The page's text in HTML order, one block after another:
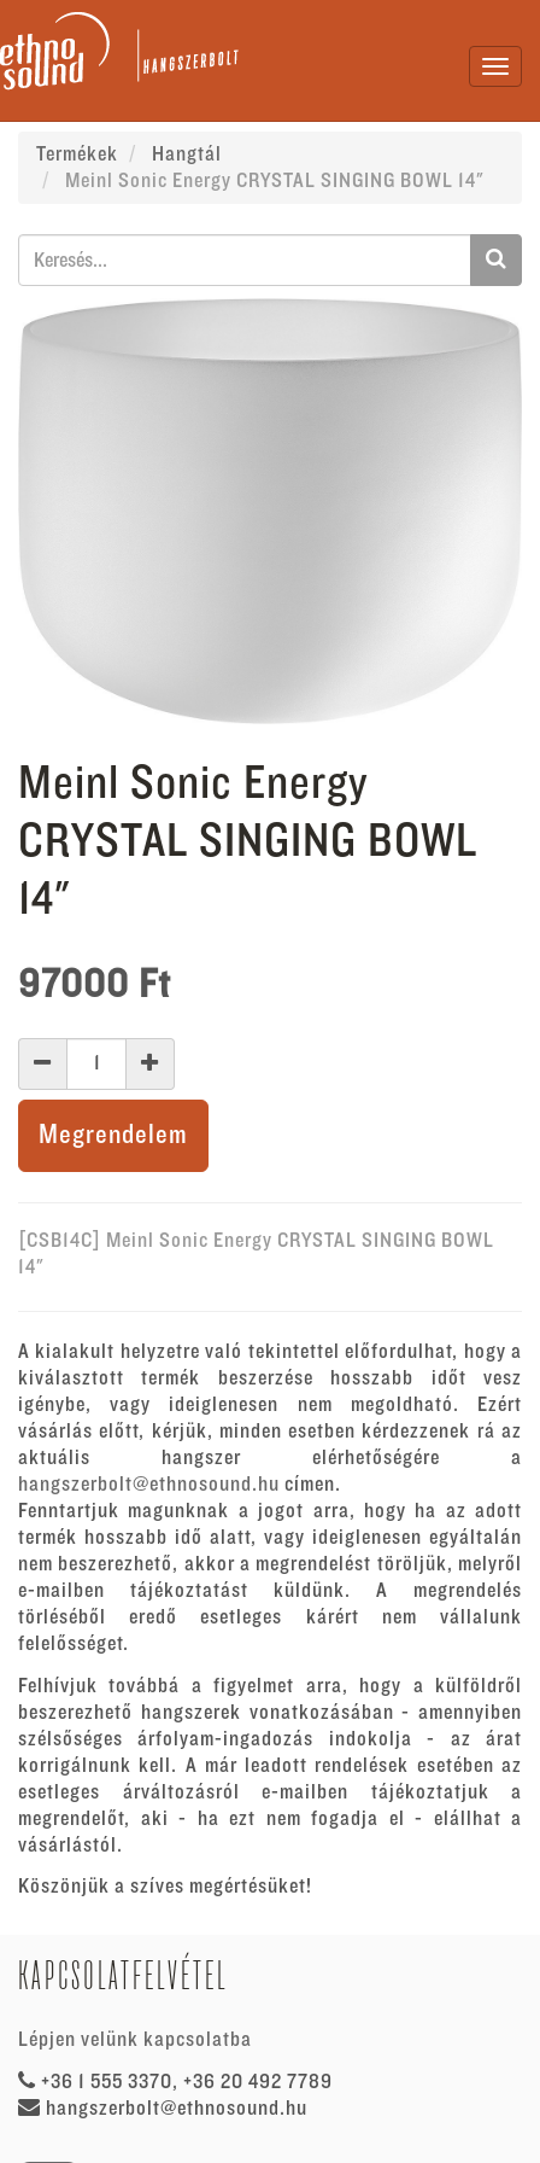
Termékek
Hangtál
Meinl Sonic Energy CRYSTAL SINGING BOWL 14"
Meinl Sonic Energy
CRYSTAL SINGING BOWL
14"
97000 Ft
Megrendelem
[CSB14C] Meinl Sonic Energy CRYSTAL SINGING BOWL
14"
A kialakult helyzetre való tekintettel előfordulhat, hogy a
kiválasztott termék beszerzése hosszabb időt vesz
igénybe, vagy ideiglenesen nem megoldható. Ezért
vásárlás előtt, kérjük, minden esetben kérdezzenek rá az
aktuális hangszer elérhetőségére a
hangszerbolt@ethnosound.hu címen.
Fenntartjuk magunknak a jogot arra, hogy ha az adott
termék hosszabb idő alatt, vagy ideiglenesen egyáltalán
nem beszerezhető, akkor a megrendelést töröljük, melyről
e-mailben tájékoztatást küldünk. A megrendelés
törléséből eredő esetleges kárért nem vállalunk
felelősséget.
Felhívjuk továbbá a figyelmet arra, hogy a külföldről
beszerezhető hangszerek vonatkozásában - amennyiben
szélsőséges árfolyam-ingadozás indokolja - az árat
korrigálnunk kell. A már leadott rendelések esetében az
esetleges árváltozásról e-mailben tájékoztatjuk a
megrendelőt, aki - ha ezt nem fogadja el - elállhat a
vásárlástól.
Köszönjük a szíves megértésüket!
KAPCSOLATFELVÉTEL
Lépjen velünk kapcsolatba
+36 1 555 3370, +36 20 492 7789
hangszerbolt@ethnosound.hu